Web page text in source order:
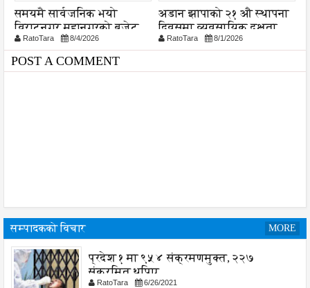
समयमै सार्वजनिक भयो
विराटनगर महानगरको बजेट
पुस्तिका, कार्यान्वयन प्रक्रिया
पनि सुरु
RatoTara 8/4/2026
अडान झापाको २१ औ स्थापना
दिवसमा व्यवसायिक दक्षता,
विश्वसनीयता र गुणस्तरमा
RatoTara 8/1/2026
POST A COMMENT
सम्पादकको विचार MORE
प्रदेश १ मा ९५४ संक्रमणमुक्त, २२७
संक्रमित थपिए
RatoTara 6/26/2021